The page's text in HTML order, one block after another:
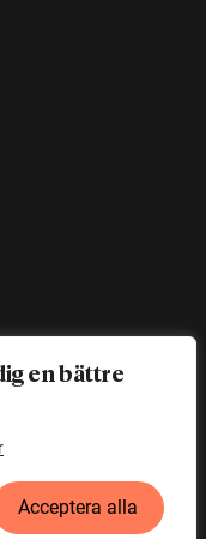
en bättre
Acceptera alla